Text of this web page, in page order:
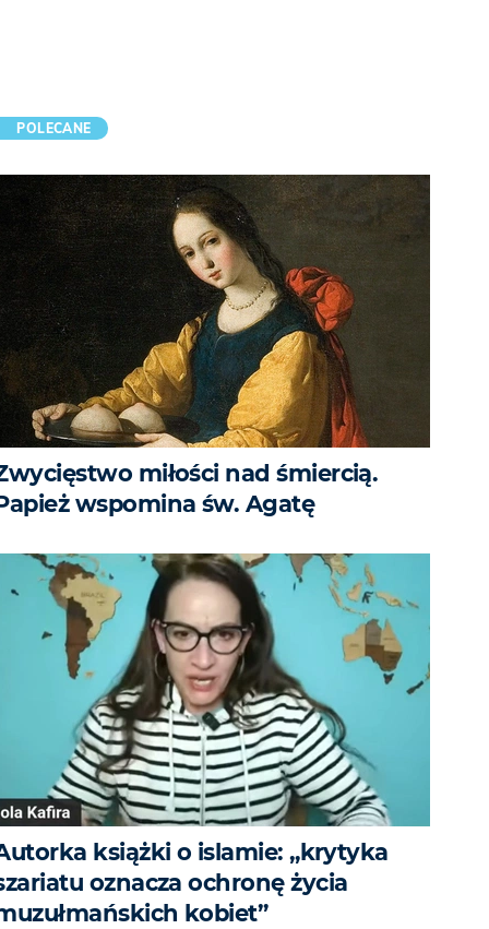
POLECANE
miłości nad śmiercią.
wspomina św. Agatę
książki o islamie: „krytyka
oznacza ochronę życia
kobiet”